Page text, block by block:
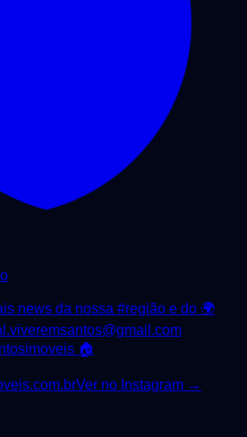
news da nossa #região e do 🌍
🏠
Ver no Instagram →